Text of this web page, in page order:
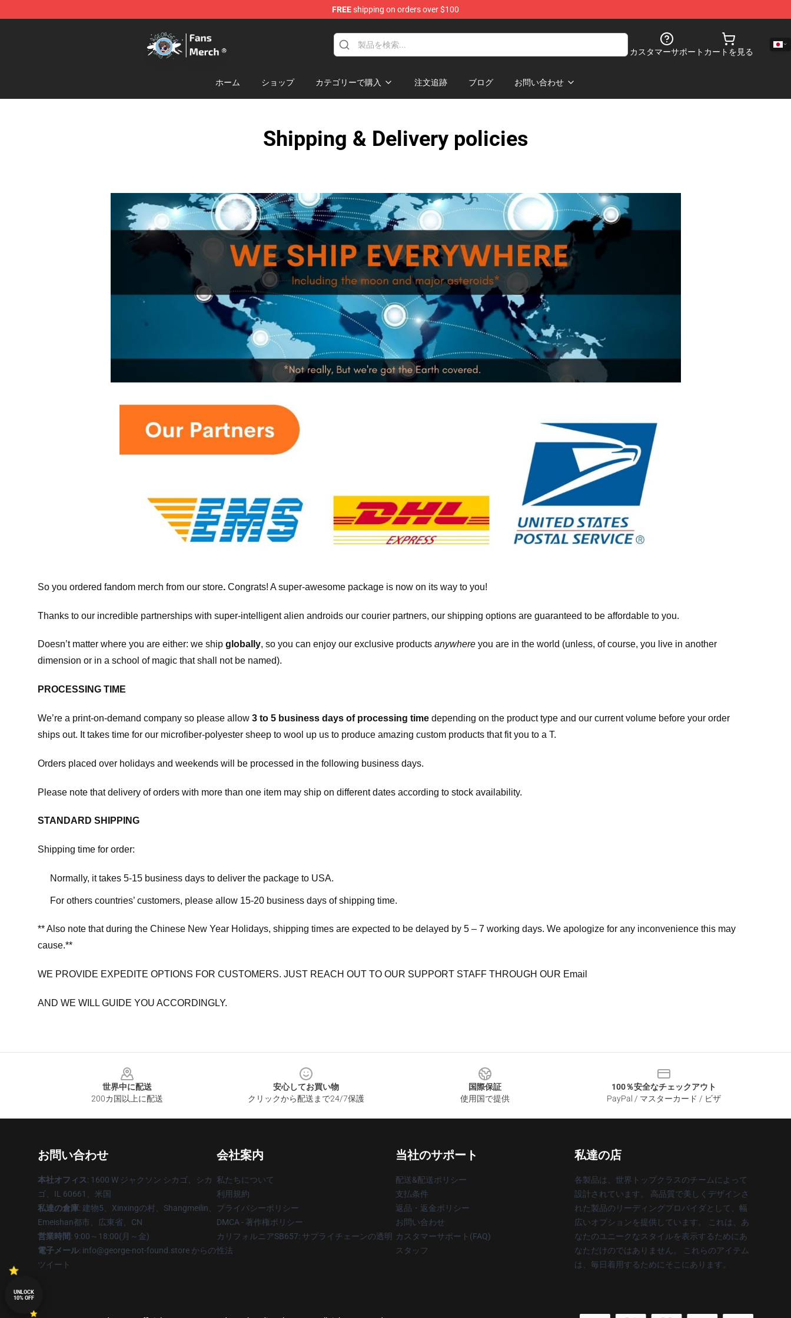
FREEshipping on orders over $100
カスタマーサポート カートを見る
ホーム ショップ カテゴリーで購入 注文追跡 ブログ お問い合わせ
Shipping & Delivery policies
So you ordered fandom merch from our store. Congrats! A super-awesome package is now on its way to you!
Thanks to our incredible partnerships with super-intelligent alien androids our courier partners, our shipping options are guaranteed to be affordable to you.
Doesn’t matter where you are either: we ship globally, so you can enjoy our exclusive products anywhere you are in the world (unless, of course, you live in another
dimension or in a school of magic that shall not be named).
PROCESSING TIME
We’re a print-on-demand company so please allow 3 to 5 business days of processing time depending on the product type and our current volume before your order
ships out. It takes time for our microfiber-polyester sheep to wool up us to produce amazing custom products that fit you to a T.
Orders placed over holidays and weekends will be processed in the following business days.
Please note that delivery of orders with more than one item may ship on different dates according to stock availability.
STANDARD SHIPPING
Shipping time for order:
Normally, it takes 5-15 business days to deliver the package to USA.
For others countries’ customers, please allow 15-20 business days of shipping time.
** Also note that during the Chinese New Year Holidays, shipping times are expected to be delayed by 5 – 7 working days. We apologize for any inconvenience this may
cause.**
WE PROVIDE EXPEDITE OPTIONS FOR CUSTOMERS. JUST REACH OUT TO OUR SUPPORT STAFF THROUGH OUR Email
AND WE WILL GUIDE YOU ACCORDINGLY.
世界中に配送
200カ国以上に配送
安心してお買い物
クリックから配送まで24/7保護
国際保証
使用国で提供
100％安全なチェックアウト
PayPal / マスターカード / ビザ
お問い合わせ
本社オフィス: 1600 W ジャクソン シカゴ、シカ
ゴ、IL 60661、米国
私達の倉庫: 建物5、Xinxingの村、Shangmeilin、
Emeishan都市、広東省、CN
営業時間: 9:00～18:00(月～金)
電子メール: info@george-not-found.store からの
ツイート
会社案内
私たちについて
利用規約
プライバシーポリシー
DMCA - 著作権ポリシー
カリフォルニアSB657: サプライチェーンの透明
性法
当社のサポート
配送&配送ポリシー
支払条件
返品・返金ポリシー
お問い合わせ
カスタマーサポート(FAQ)
スタッフ
私達の店
各製品は、世界トップクラスのチームによって
設計されています。 高品質で美しくデザインさ
れた製品のリーディングプロバイダとして、幅
広いオプションを提供しています。 これは、あ
なたのユニークなスタイルを表示するためにあ
なただけのではありません。 これらのアイテム
は、毎日着用するためにそこにあります。
UNLOCK
10% OFF